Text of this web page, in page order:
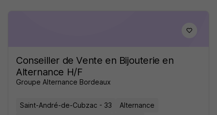
Conseiller de Vente en Bijouterie en
Alternance H/F
Groupe Alternance Bordeaux
Saint-André-de-Cubzac - 33
Alternance